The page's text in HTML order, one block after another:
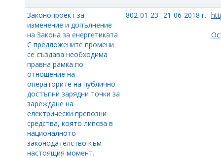
Законопроект за
изменение и допълнение
на Закона за енергетиката
С предложените промени
се създава необходима
правна рамка по
отношение на
операторите на публично
достъпни зарядни точки за
зареждане на
електрически превозни
средства, която липсва в
националното
законодателство към
настоящия момент.
802-01-23 21-06-2018 г.